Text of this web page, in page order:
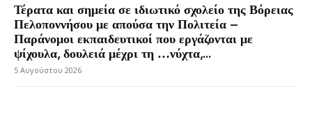
Τέρατα και σημεία σε ιδιωτικό σχολείο της Βόρειας
Πελοποννήσου με απούσα την Πολιτεία –
Παράνομοι εκπαιδευτικοί που εργάζονται με
ψίχουλα, δουλειά μέχρι τη …νύχτα,...
5 Αυγούστου 2026